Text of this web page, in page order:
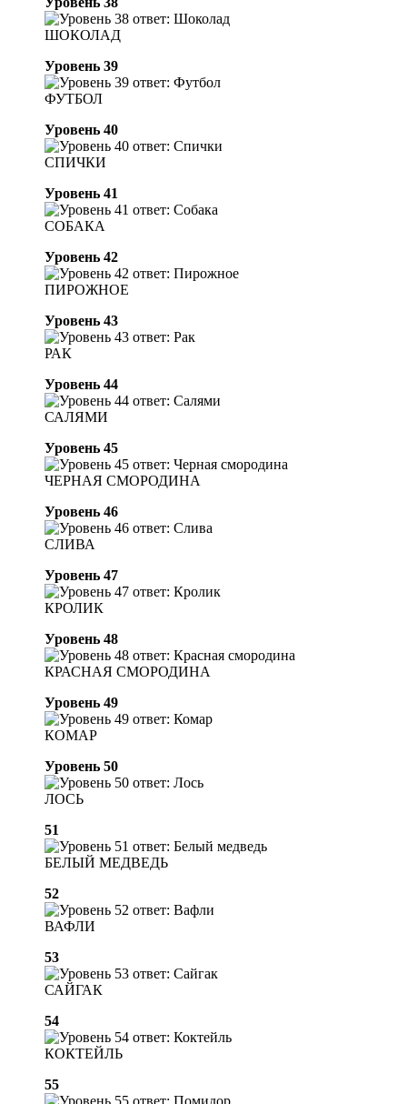
ШОКОЛАД
Уровень 39
ФУТБОЛ
Уровень 40
СПИЧКИ
Уровень 41
СОБАКА
Уровень 42
ПИРОЖНОЕ
Уровень 43
РАК
Уровень 44
САЛЯМИ
Уровень 45
ЧЕРНАЯ СМОРОДИНА
Уровень 46
СЛИВА
Уровень 47
КРОЛИК
Уровень 48
КРАСНАЯ СМОРОДИНА
Уровень 49
КОМАР
Уровень 50
ЛОСЬ
51
БЕЛЫЙ МЕДВЕДЬ
52
ВАФЛИ
53
САЙГАК
54
КОКТЕЙЛЬ
55